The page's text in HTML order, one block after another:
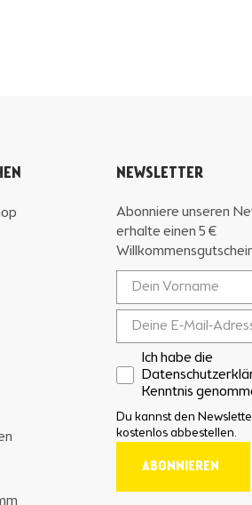
NEWSLETTER
Abonniere unseren
erhalte einen 5 €
Ich habe die
Kenntnis
Du kannst den
kostenlos abbestellen.
ABONNIEREN